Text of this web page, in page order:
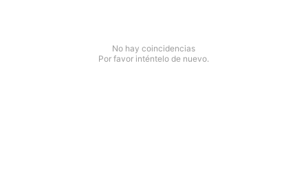
No hay coincidencias
Por favor inténtelo de nuevo.